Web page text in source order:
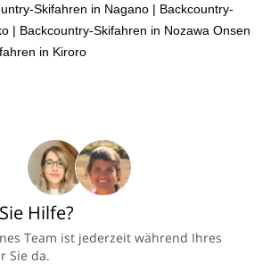
Skifahren in Nagano | Backcountry-
| Backcountry-Skifahren in Nozawa Onsen
in Kiroro
Hilfe?
Team ist jederzeit während Ihres
Sie da.